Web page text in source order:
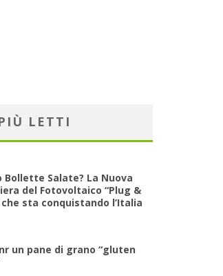
LETTI
Bollette Salate? La Nuova
del Fotovoltaico “Plug &
che sta conquistando l’Italia
un pane di grano “gluten